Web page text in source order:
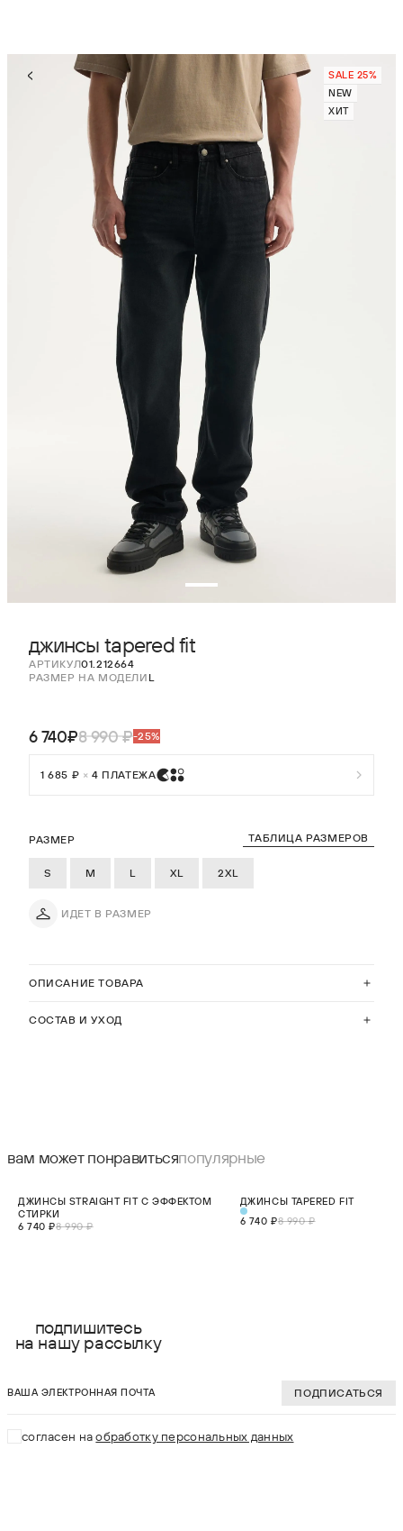
SALE 25%
NEW
ХИТ
джинсы tapered fit
АРТИКУЛ01.212664
РАЗМЕР НА МОДЕЛИ L
ОПИСАНИЕ ТОВАРА
СОСТАВ И УХОД
РАЗМЕР ТАБЛИЦА РАЗМЕРОВ
S M L XL 2XL
ИДЕТ В РАЗМЕР
6 740₽8 990 ₽-25%
1 685 ₽ × 4 ПЛАТЕЖА
вам может понравитьсяпопулярные
M
ДЖИНСЫ STRAIGHT FIT С ЭФФЕКТОМ
СТИРКИ
6 740 ₽8 990 ₽
НОВИНКА
ДЖИНСЫ TAPERED FIT
6 740 ₽8 990 ₽
подпишитесь
на нашу рассылку
ПОДПИСАТЬСЯ
согласен наобработку персональных данных